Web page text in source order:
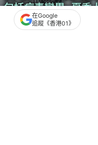
撰文：林芷瑩
在Google
追蹤《香港01》